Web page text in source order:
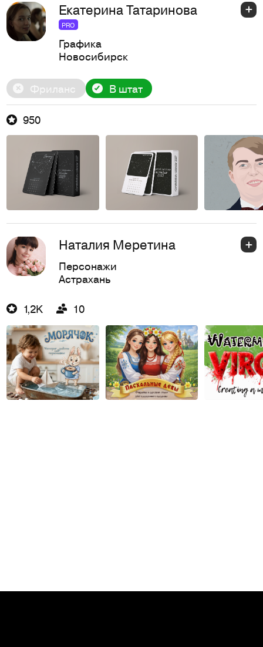
Екатерина Татаринова
PRO
Графика
Новосибирск
Фриланс В штат
950
Наталия Меретина
Персонажи
Астрахань
1,2K 10